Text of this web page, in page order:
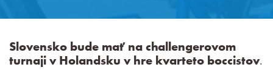
Slovensko bude mať na challengerovom
turnaji v Holandsku v hre kvarteto boccistov.